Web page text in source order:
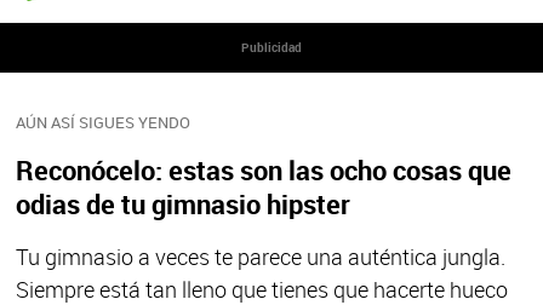
Publicidad
AÚN ASÍ SIGUES YENDO
Reconócelo: estas son las ocho cosas que
odias de tu gimnasio hipster
Tu gimnasio a veces te parece una auténtica jungla.
Siempre está tan lleno que tienes que hacerte hueco